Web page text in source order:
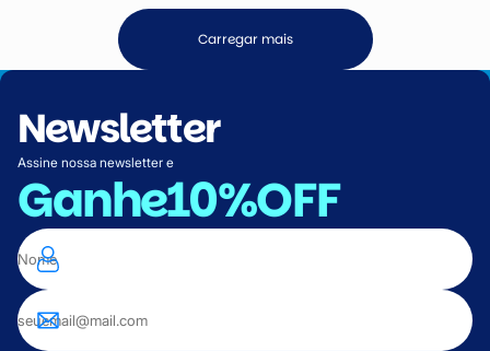
Carregar mais
Newsletter
Assine nossa newsletter e
Ganhe10%OFF